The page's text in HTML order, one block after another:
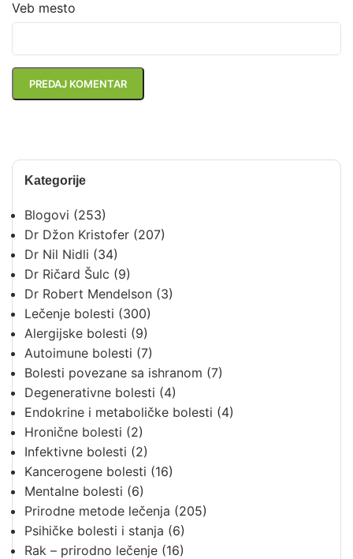
Kategorije
Blogovi (253)
Dr Džon Kristofer (207)
Dr Nil Nidli (34)
Dr Ričard Šulc (9)
Dr Robert Mendelson (3)
Lečenje bolesti (300)
Alergijske bolesti (9)
Autoimune bolesti (7)
Bolesti povezane sa ishranom (7)
Degenerativne bolesti (4)
Endokrine i metaboličke bolesti (4)
Hronične bolesti (2)
Infektivne bolesti (2)
Kancerogene bolesti (16)
Mentalne bolesti (6)
Prirodne metode lečenja (205)
Psihičke bolesti i stanja (6)
Rak – prirodno lečenje (16)
Veb mesto